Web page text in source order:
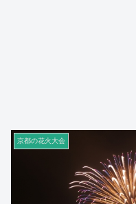
京都の花火大会